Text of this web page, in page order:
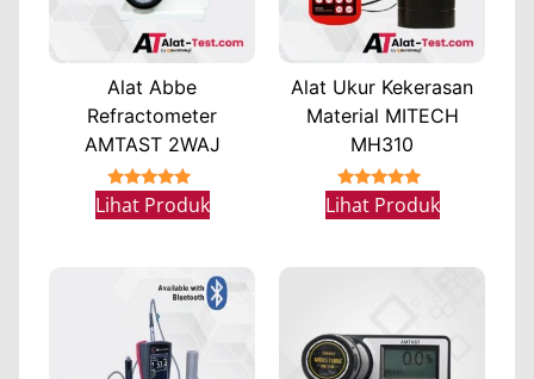
Alat Abbe
Refractometer
AMTAST 2WAJ
★★★★★
Lihat Produk
Alat Ukur Kekerasan
Material MITECH
MH310
★★★★★
Lihat Produk